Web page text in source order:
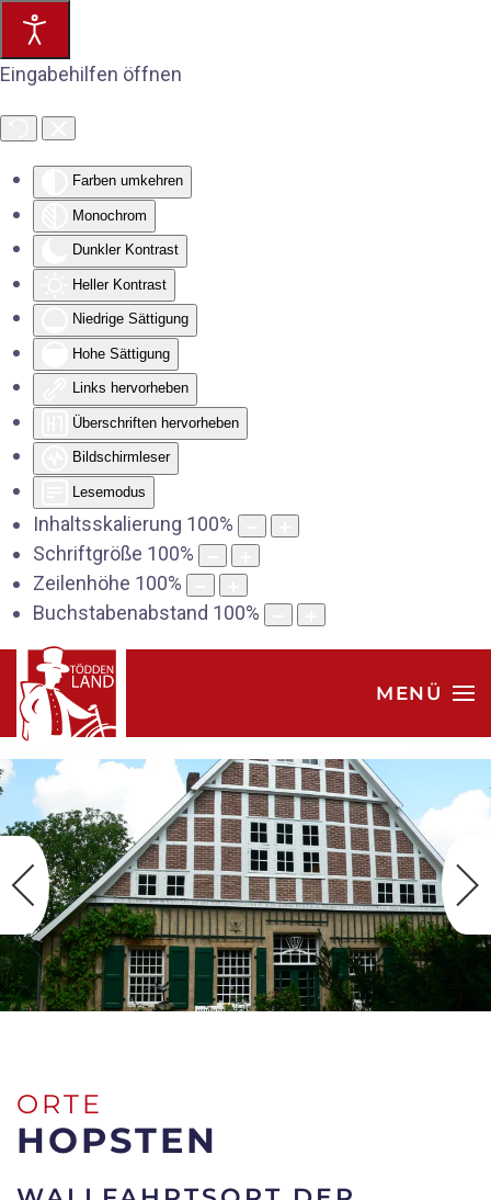
Eingabehilfen öffnen
Farben umkehren
Monochrom
Dunkler Kontrast
Heller Kontrast
Niedrige Sättigung
Hohe Sättigung
Links hervorheben
Überschriften hervorheben
Bildschirmleser
Lesemodus
Inhaltsskalierung 100%
Schriftgröße 100%
Zeilenhöhe 100%
Buchstabenabstand 100%
MENÜ
ORTE
HOPSTEN